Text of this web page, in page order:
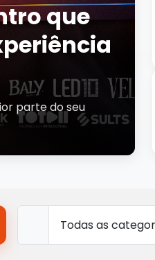
que
parte do seu